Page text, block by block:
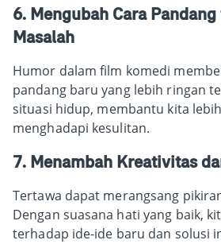
6. Mengubah Cara
Masalah
Humor dalam film komedi
pandang baru yang lebih ringan
situasi hidup, membantu kita
menghadapi kesulitan.
7. Menambah Kreativitas
Tertawa dapat merangsang
Dengan suasana hati yang baik,
terhadap ide-ide baru dan solusi